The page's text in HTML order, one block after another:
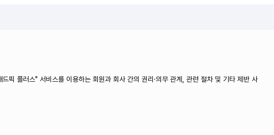
픽 플러스" 서비스를 이용하는 회원과 회사 간의 권리·의무 관계, 관련 절차 및 기타 제반 사